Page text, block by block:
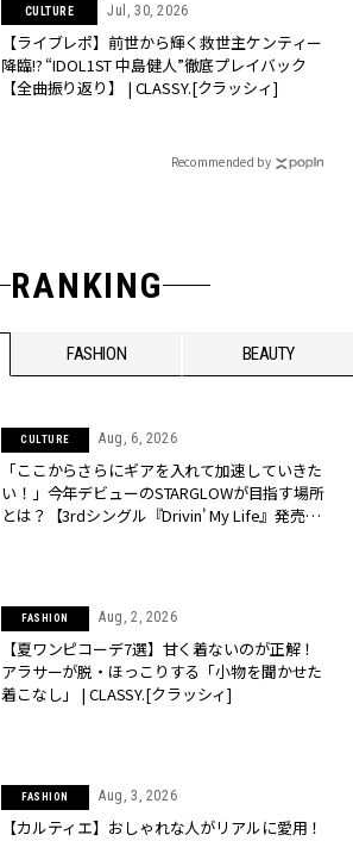
CULTURE Jul, 30, 2026
【ライブレポ】前世から輝く救世主ケンティー
降臨!? “IDOL1ST 中島健人”徹底プレイバック
【全曲振り返り】 | CLASSY.[クラッシィ]
Recommended by
RANKING
FASHION BEAUTY
CULTURE Aug, 6, 2026
「ここからさらにギアを入れて加速していきた
い！」今年デビューのSTARGLOWが目指す場所
とは？【3rdシングル『Drivin' My Life』発売】 |
FASHION Aug, 2, 2026
【夏ワンピコーデ7選】甘く着ないのが正解！
アラサーが脱・ほっこりする「小物を聞かせた
着こなし」 | CLASSY.[クラッシィ]
FASHION Aug, 3, 2026
【カルティエ】おしゃれな人がリアルに愛用！